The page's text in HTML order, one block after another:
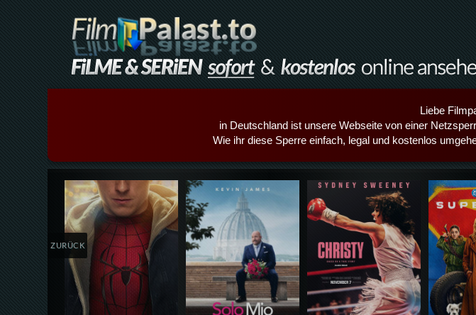
Liebe
in Deutschland ist unsere Webseite von einer
Wie ihr diese Sperre einfach, legal und kostenlos
Details,Play Details,Play Details,Play
ZURÜCK